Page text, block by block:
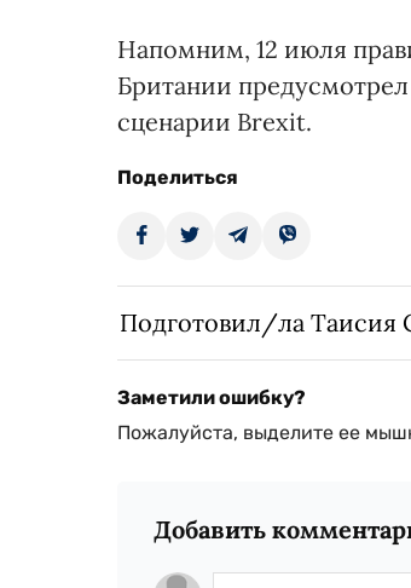
Напомним, 12 июля
Британии предусмотрел
сценарии Brexit.
Поделиться
Подготовил/ла Таисия
Заметили ошибку?
Пожалуйста, выделите ее
Добавить